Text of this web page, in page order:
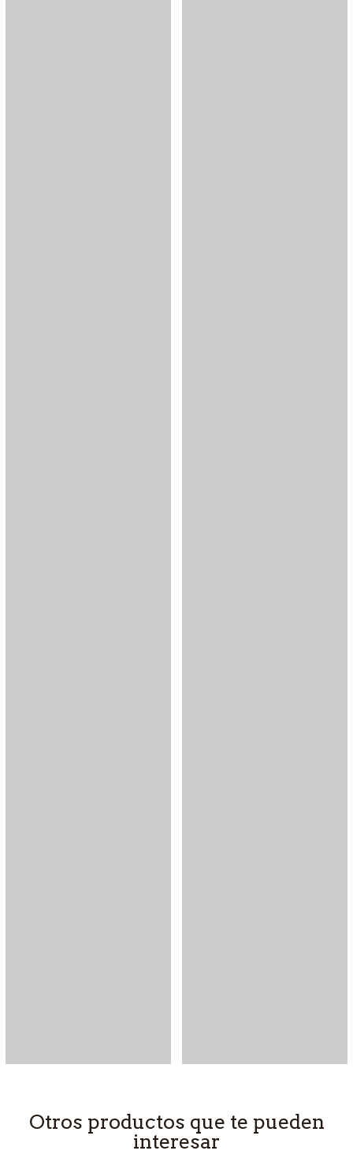
Otros productos que te pueden
interesar